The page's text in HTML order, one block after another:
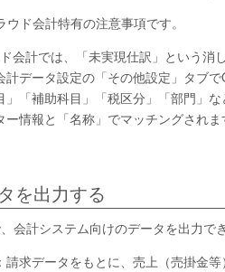
ウド会計特有の注意事項です。
会計では、「未実現仕訳」という
計データ設定の「その他設定」タブで
」「補助科目」「税区分」「部門」
ー情報と「名称」でマッチングされ
を出力する
会計システム向けのデータを出力で
請求データをもとに、売上（売掛金等